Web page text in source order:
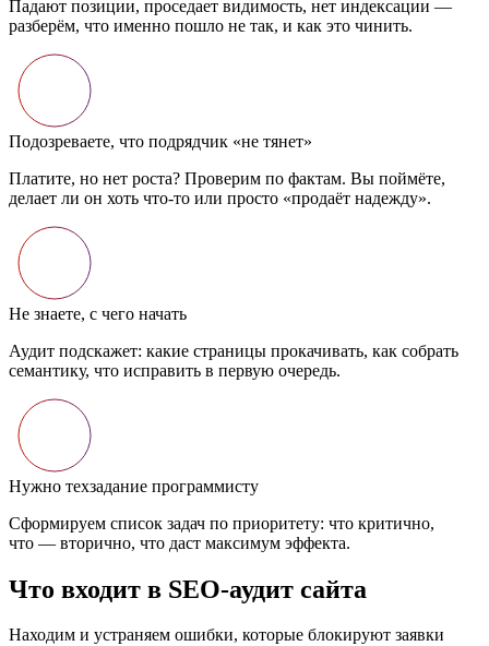
Падают позиции, проседает видимость, нет индексации —
разберём, что именно пошло не так, и как это чинить.
Подозреваете, что подрядчик «не тянет»
Платите, но нет роста? Проверим по фактам. Вы поймёте,
делает ли он хоть что‑то или просто «продаёт надежду».
Не знаете, с чего начать
Аудит подскажет: какие страницы прокачивать, как собрать
семантику, что исправить в первую очередь.
Нужно техзадание программисту
Сформируем список задач по приоритету: что критично,
что — вторично, что даст максимум эффекта.
Что входит в SEO-аудит сайта
Находим и устраняем ошибки, которые блокируют заявки